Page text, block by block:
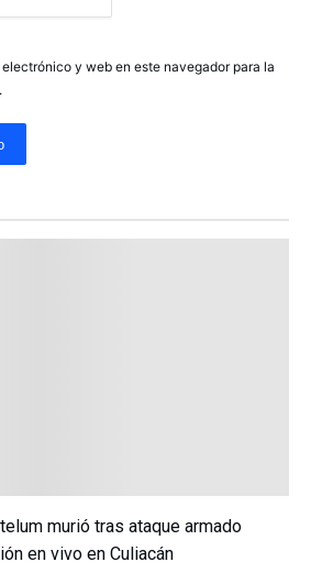
y web en este navegador para la
murió tras ataque armado
en vivo en Culiacán